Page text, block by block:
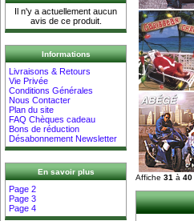
Il n'y a actuellement aucun
avis de ce produit.
Informations
Livraisons & Retours
Vie Privée
Conditions Générales
Nous Contacter
Plan du site
FAQ Chèques cadeau
Bons de réduction
Désabonnement Newsletter
En savoir plus
Page 2
Page 3
Page 4
Affiche 31 à 40